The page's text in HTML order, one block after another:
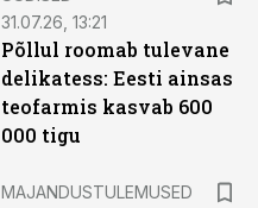
31.07.26, 13:21
Põllul roomab tulevane
delikatess: Eesti ainsas
teofarmis kasvab 600
000 tigu
MAJANDUSTULEMUSED